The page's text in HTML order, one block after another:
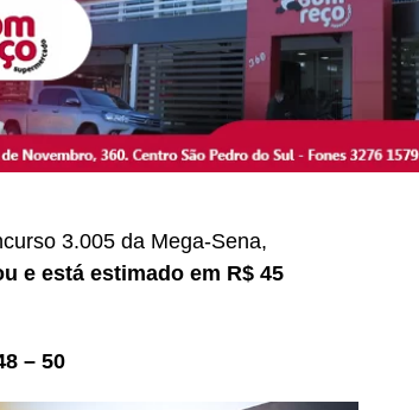
3.005 da Mega-Sena,
e está estimado em R$ 45
– 50